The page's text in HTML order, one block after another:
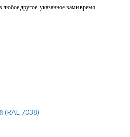
любое другое, указанное вами время
(RAL 7038)